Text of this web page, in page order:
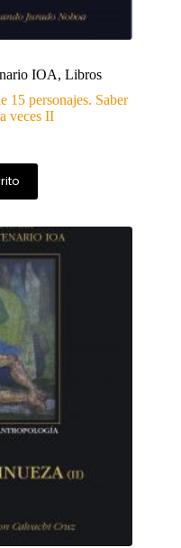
IOA,Libros
15 personajes. Saber
veces II